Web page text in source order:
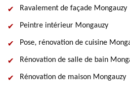
Ravalement de façade Mongauzy
Peintre intérieur Mongauzy
Pose, rénovation de cuisine
Rénovation de salle de bain
Rénovation de maison Mongauzy